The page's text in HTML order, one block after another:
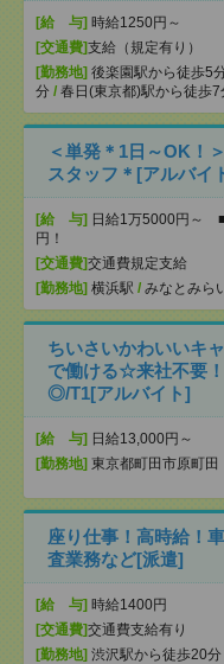
[給 与] 時給1250円～
[交通費]支給（規定有り）
[勤務地] 後楽園駅から徒歩5
分 / 春日(東京都)駅から徒歩7
＜単発＊1日～OK！
スタッフ＊[アルバイ
[給 与] 日給1万5000円～
円！
[交通費]交通費規定支給
[勤務地] 横浜駅 / みなとみら
ちいさいかわいいキ
で働ける☆来社不要
◎/T1[アルバイト]
[給 与] 日給13,000円～
[勤務地] 東京都町田市原町田
座り仕事！高時給！
査業務など[派遣]
[給 与] 時給1400円
[交通費]交通費支給有り
[勤務地] 渋沢駅から徒歩20分